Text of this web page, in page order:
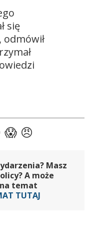
się
Masz
A może
temat
TUTAJ